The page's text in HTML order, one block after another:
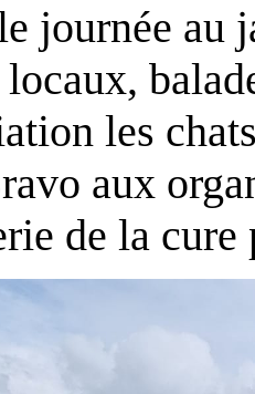
journée au
les
aux
de la